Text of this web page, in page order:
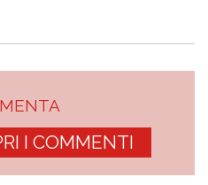
I COMMENTI